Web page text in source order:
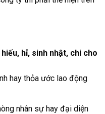
hỉ, sinh nhật, chi cho
hay thỏa ước lao động
nhân sự hay đại diện